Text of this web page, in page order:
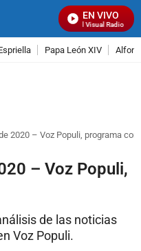
EN VIVO
Señal Visual Radio
Papa León XIV
2020 – Voz Populi, programa
– Voz Populi,
de las noticias
Voz Populi.